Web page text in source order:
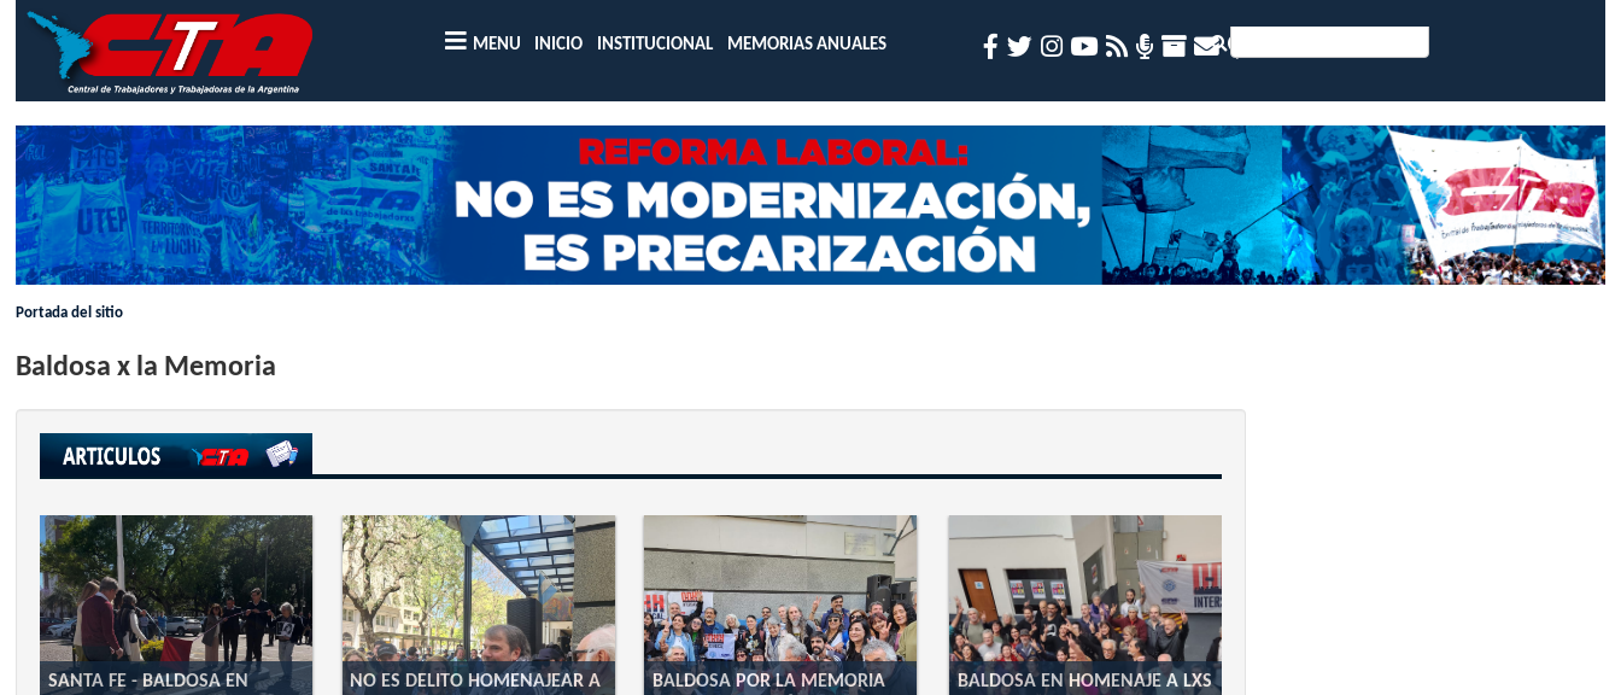
MENU INICIO INSTITUCIONAL MEMORIAS ANUALES
Portada del sitio
Baldosa x la Memoria
SANTA FE - BALDOSA EN
NO ES DELITO HOMENAJEAR A
BALDOSA POR LA MEMORIA
BALDOSA EN HOMENAJE A LXS